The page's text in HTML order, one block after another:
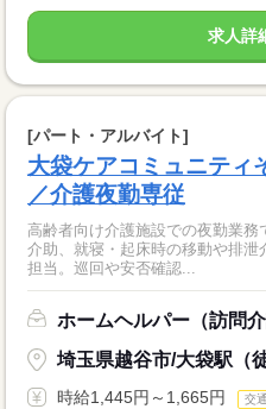
求人詳
[パート・アルバイト]
大袋ケアコミュニティ
／介護夜勤専従
高齢者向け介護施設での夜勤業
介助、就寝・起床時の移動や排
担当。巡回や安否確認...
ホームヘルパー（訪問介
埼玉県越谷市/大袋駅（
時給1,445円～1,665円 交